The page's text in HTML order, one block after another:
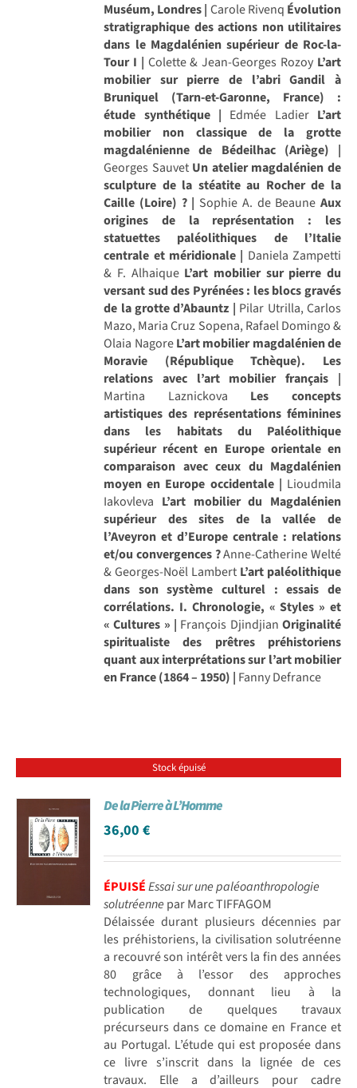
Muséum, Londres | Carole Rivenq Évolution
stratigraphique des actions non utilitaires
dans le Magdalénien supérieur de Roc-la-
Tour I | Colette & Jean-Georges Rozoy L’art
mobilier sur pierre de l’abri Gandil à
Bruniquel (Tarn-et-Garonne, France) :
étude synthétique | Edmée Ladier L’art
mobilier non classique de la grotte
magdalénienne de Bédeilhac (Ariège) |
Georges Sauvet Un atelier magdalénien de
sculpture de la stéatite au Rocher de la
Caille (Loire) ? | Sophie A. de Beaune Aux
origines de la représentation : les
statuettes paléolithiques de l’Italie
centrale et méridionale | Daniela Zampetti
& F. Alhaique L’art mobilier sur pierre du
versant sud des Pyrénées : les blocs gravés
de la grotte d’Abauntz | Pilar Utrilla, Carlos
Mazo, Maria Cruz Sopena, Rafael Domingo &
Olaia NagoreL’art mobilier magdalénien de
Moravie (République Tchèque). Les
relations avec l’art mobilier français |
Martina Laznickova Les concepts
artistiques des représentations féminines
dans les habitats du Paléolithique
supérieur récent en Europe orientale en
comparaison avec ceux du Magdalénien
moyen en Europe occidentale | Lioudmila
Iakovleva L’art mobilier du Magdalénien
supérieur des sites de la vallée de
l’Aveyron et d’Europe centrale : relations
et/ou convergences ?Anne-Catherine Welté
& Georges-Noël Lambert L’art paléolithique
dans son système culturel : essais de
corrélations. I. Chronologie, « Styles » et
« Cultures » | François Djindjian Originalité
spiritualiste des prêtres préhistoriens
quant aux interprétations sur l’art mobilier
en France (1864 – 1950) | Fanny Defrance
Stock épuisé
De la Pierre à L’Homme
36,00€
ÉPUISÉEssai sur une paléoanthropologie
solutréenne par Marc TIFFAGOM
Délaissée durant plusieurs décennies par
les préhistoriens, la civilisation solutréenne
a recouvré son intérêt vers la fin des années
80 grâce à l’essor des approches
technologiques, donnant lieu à la
publication de quelques travaux
précurseurs dans ce domaine en France et
au Portugal. L’étude qui est proposée dans
ce livre s’inscrit dans la lignée de ces
travaux. Elle a d’ailleurs pour cadre